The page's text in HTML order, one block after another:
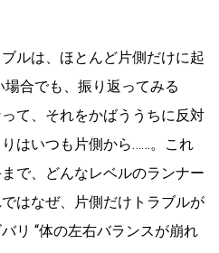
ルは、ほとんど片側だけに起
合でも、振り返ってみる
て、それをかばううちに反対
はいつも片側から……。これ
で、どんなレベルのランナー
はなぜ、片側だけトラブルが
リ “体の左右バランスが崩れ